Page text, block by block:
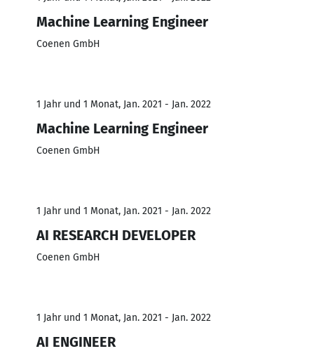
Machine Learning Engineer
Coenen GmbH
1 Jahr und 1 Monat, Jan. 2021 - Jan. 2022
Machine Learning Engineer
Coenen GmbH
1 Jahr und 1 Monat, Jan. 2021 - Jan. 2022
AI RESEARCH DEVELOPER
Coenen GmbH
1 Jahr und 1 Monat, Jan. 2021 - Jan. 2022
AI ENGINEER